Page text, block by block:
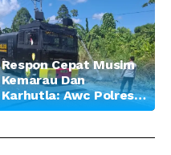
Respon Cepat Musim
Kemarau Dan
Karhutla: Awc Polres
Teluk Bintuni
Lahan di Jalan Poros